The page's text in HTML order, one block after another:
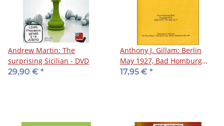
Andrew Martin: The
surprising Sicilian - DVD
29,90 € *
Anthony J. Gillam: Berlin
May 1927, Bad Homburg
1927
17,95 € *